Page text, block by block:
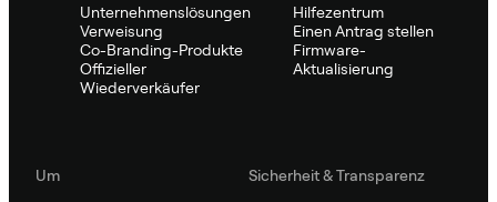
Unternehmenslösungen
Verweisung
Co-Branding-Produkte
Offizieller
Wiederverkäufer
Hilfezentrum
Einen Antrag stellen
Firmware-
Aktualisierung
Um
Sicherheit & Transparenz